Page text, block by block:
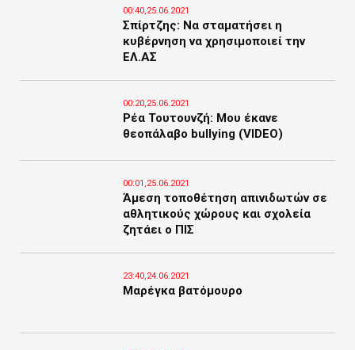
00:40,25.06.2021
Σπίρτζης: Να σταματήσει η
κυβέρνηση να χρησιμοποιεί την
ΕΛ.ΑΣ
00:20,25.06.2021
Ρέα Τουτουνζή: Μου έκανε
θεοπάλαβο bullying (VIDEO)
00:01,25.06.2021
Άμεση τοποθέτηση απινιδωτών σε
αθλητικούς χώρους και σχολεία
ζητάει ο ΠΙΣ
23:40,24.06.2021
Μαρέγκα βατόμουρο